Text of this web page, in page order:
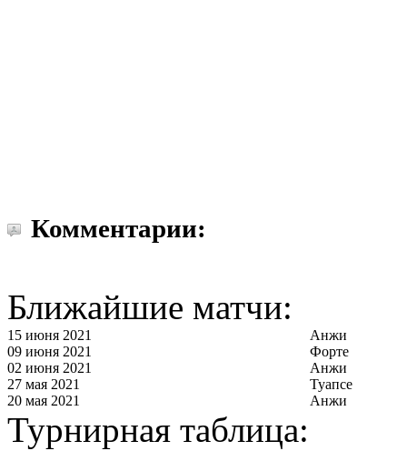
Комментарии:
Ближайшие матчи:
15 июня 2021
Анжи
09 июня 2021
Форте
02 июня 2021
Анжи
27 мая 2021
Туапсе
20 мая 2021
Анжи
Турнирная таблица: